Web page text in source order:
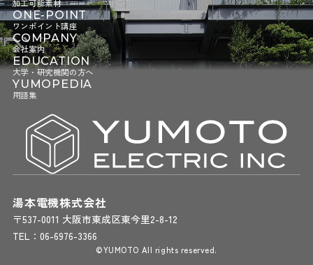
加工可能素材
ONE-POINT
ワンポイント講座
COMPANY
会社案内
EDUCATION
大学・研究機関の方へ
YUMOPEDIA
用語集
湯本電機株式会社
〒537-0011 大阪市東成区東今里2-8-12
TEL： 06-6976-3366
©YUMOTO All rights reserved.